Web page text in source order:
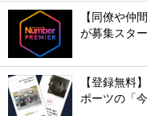
【同僚や仲
が募集スター
【登録無料
ポーツの「